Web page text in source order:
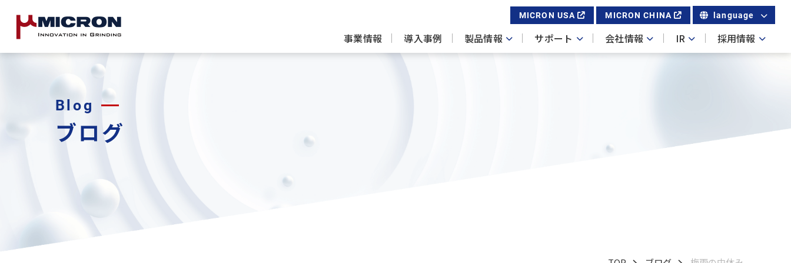
MICRON USA MICRON CHINA language
事業情報 導入事例 製品情報 サポート 会社情報 IR 採用情報
Blog
ブログ